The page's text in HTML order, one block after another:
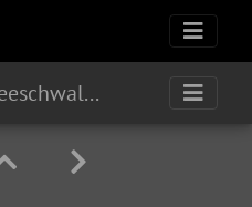
Küstenseeschwalbe (Sterna paradisaea)